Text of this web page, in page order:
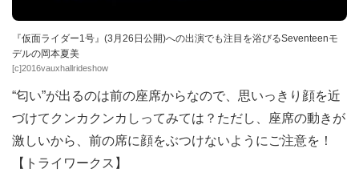
『仮面ライダー1号』(3月26日公開)への出演でも注目を浴びるSeventeenモ
デルの岡本夏美
[c]2016vauxhallrideshow
“匂い”が出るのは前の座席からなので、思いっきり顔を近
づけてクンカクンカしってみては？ただし、座席の動きが
激しいから、前の席に顔をぶつけないようにご注意を！
【トライワークス】